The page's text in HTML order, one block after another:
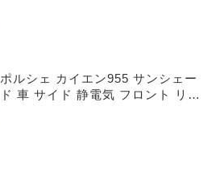
ポルシェ カイエン955 サンシェー
ド 車 サイド 静電気 フロント リア